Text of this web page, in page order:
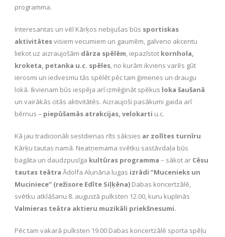
programma.
Interesantas un vēl Kārķos nebijušas būs sportiskas
aktivitātesvisiem vecumiem un gaumēm, galveno akcentu
liekot uz aizraujošām dārza spēlēm, iepazīstot kornhola,
kroketa, petanka u.c. spēles, no kurām ikviens varēs gūt
ierosmi un iedvesmu tās spēlēt pēc tam ģimenes un draugu
lokā. Ikvienam būs iespēja arī izmēģināt spēkus loka šaušanā
un vairākās citās aktivitātēs. Aizraujoši pasākumi gaida arī
bērnus – piepūšamās atrakcijas, velokarti u.c.
Kā jau tradicionāli sestdienas rīts sāksies ar zolītes turnīru
Kārķu tautas namā. Neatņemama svētku sastāvdaļa būs
bagāta un daudzpusīga kultūras programma – sākot ar Cēsu
tautas teātra Ādolfa Alunāna lugas izrādi “Mucenieks un
Muciniece” (režisore Edīte Siļķēna) Dabas koncertzālē,
svētku atklāšanu 8. augustā pulksten 12.00, kuru kuplinās
Valmieras teātra aktieru muzikāli priekšnesumi.
Pēc tam vakarā pulksten 19.00 Dabas koncertzālē sporta spēļu